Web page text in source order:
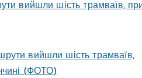
вийшли шість трамваїв,